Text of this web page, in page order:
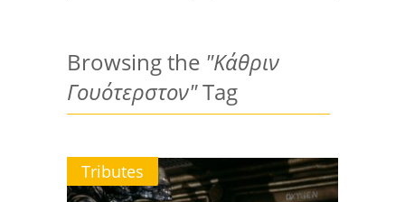
Browsing the "Κάθριν
Γουότερστον"Tag
Tributes